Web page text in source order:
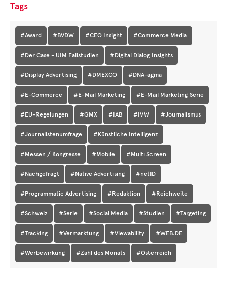
Tags
#Award #BVDW #CEO Insight #Commerce Media
#Der Case - UIM Fallstudien #Digital Dialog Insights
#Display Advertising #DMEXCO #DNA-agma
#E-Commerce #E-Mail Marketing #E-Mail Marketing Serie
#EU-Regelungen #GMX #IAB #IVW #Journalismus
#Journalistenumfrage #Künstliche Intelligenz
#Messen / Kongresse #Mobile #Multi Screen
#Nachgefragt #Native Advertising #netID
#Programmatic Advertising #Redaktion #Reichweite
#Schweiz #Serie #Social Media #Studien #Targeting
#Tracking #Vermarktung #Viewability #WEB.DE
#Werbewirkung #Zahl des Monats #Österreich